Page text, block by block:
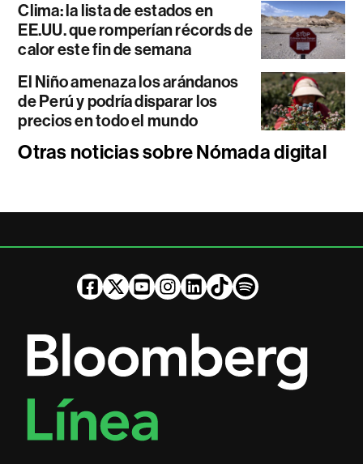
Clima: la lista de estados en
EE.UU. que romperían récords de
calor este fin de semana
El Niño amenaza los arándanos
de Perú y podría disparar los
precios en todo el mundo
Otras noticias sobre Nómada digital